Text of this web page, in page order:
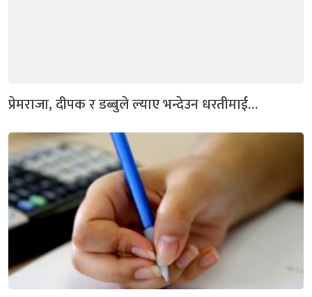
प्रेमराजा, दीपक र डब्बुले ल्याए भन्देउन धरतीमाई…